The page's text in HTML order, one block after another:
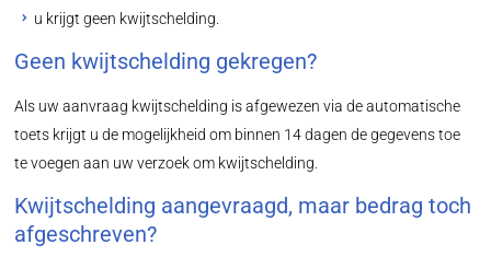
u krijgt geen kwijtschelding.
Geen kwijtschelding gekregen?
Als uw aanvraag kwijtschelding is afgewezen via de automatische
toets krijgt u de mogelijkheid om binnen 14 dagen de gegevens toe
te voegen aan uw verzoek om kwijtschelding.
Kwijtschelding aangevraagd, maar bedrag toch
afgeschreven?